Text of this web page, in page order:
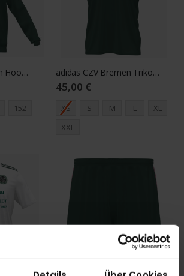
adidas CZV Bremen Hoody Youth grün
152
adidas CZV Bremen Trikot Herren grün
45,00 €
XS S M L
XL
XXL